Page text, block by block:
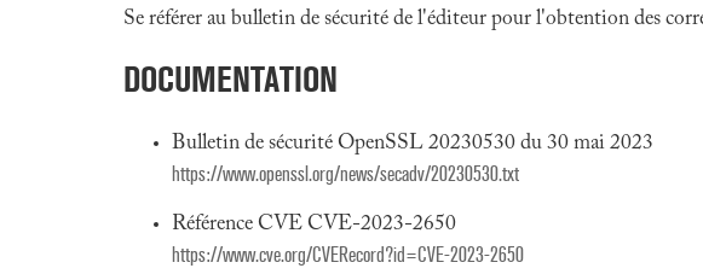
Se référer au bulletin de sécurité de l'éditeur pour l'obtention des
DOCUMENTATION
Bulletin de sécurité OpenSSL 20230530 du 30 mai 2023
https://www.openssl.org/news/secadv/20230530.txt
Référence CVE CVE-2023-2650
https://www.cve.org/CVERecord?id=CVE-2023-2650